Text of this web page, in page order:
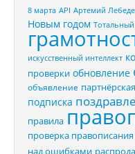
8 марта API Артемий
Новым годом Тотальный
искусственный интеллект
проверки обновление
объявление
подписка
правила
проверка правописания
над ошибками